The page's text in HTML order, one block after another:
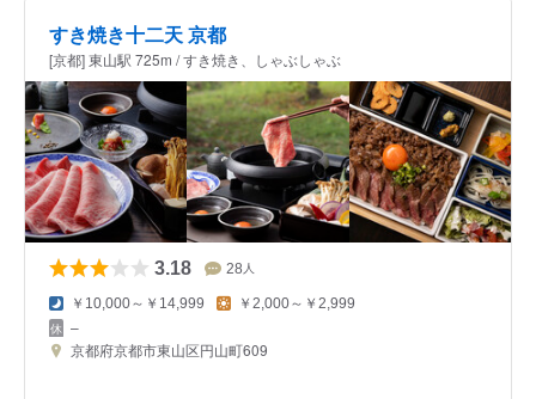
すき焼き十二天 京都
[京都] 東山駅 725m / すき焼き、しゃぶしゃぶ
3.18 28 人
￥10,000～￥14,999 ￥2,000～￥2,999
–
京都府京都市東山区円山町609